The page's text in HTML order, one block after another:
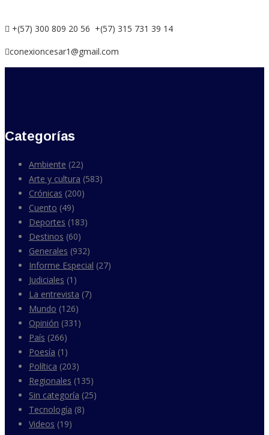
+(57) 300 809 20 56 +(57) 315 731 39 14
conexioncesar1@gmail.com
Categorías
Ambiente (22)
Arte y cultura (583)
Crónicas (200)
Cuento (49)
Deportes (183)
Destinos (60)
Generales (932)
Informe Especial (27)
Judiciales (1)
La entrevista (7)
Mundo (126)
Opinión (331)
País (266)
Poesía (1)
Política (203)
Regionales (135)
Sin categoría (25)
Tecnología (8)
Videos (19)